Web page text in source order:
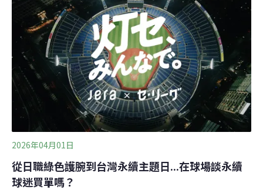
座溜冰場要價高昂，不僅耗費大量淡水、電力與冷媒，還
有污染隱憂。美國《化學與工程新聞》（C&EN）報導，
仍有老舊冰場使用會破壞臭氧層的氯氟烴（CFCs）冷
媒。取而代之的氫氟碳化物（HFC）也因導致暖化而遭淘
汰。現今「相對環保」的冷媒是氫氟烯烴（HFOs），但
會在分解後產生三氟乙酸（TFA），在環境與人體累積。
因此，有些北美職業冰球聯盟（NHL）的場館回頭採用百
年前流行的二氧化碳冷媒或氨冷媒。然而，氨
2026年04月01日
從日職綠色護腕到台灣永續主題日...在球場談永續
球迷買單嗎？